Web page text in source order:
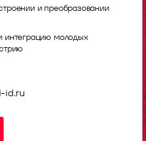
и преобразовании
интеграцию молодых
id.ru